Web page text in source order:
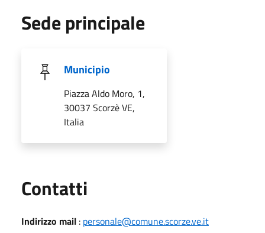
Sede principale
Municipio
Piazza Aldo Moro, 1,
30037 Scorzè VE,
Italia
Contatti
Indirizzo mail : personale@comune.scorze.ve.it